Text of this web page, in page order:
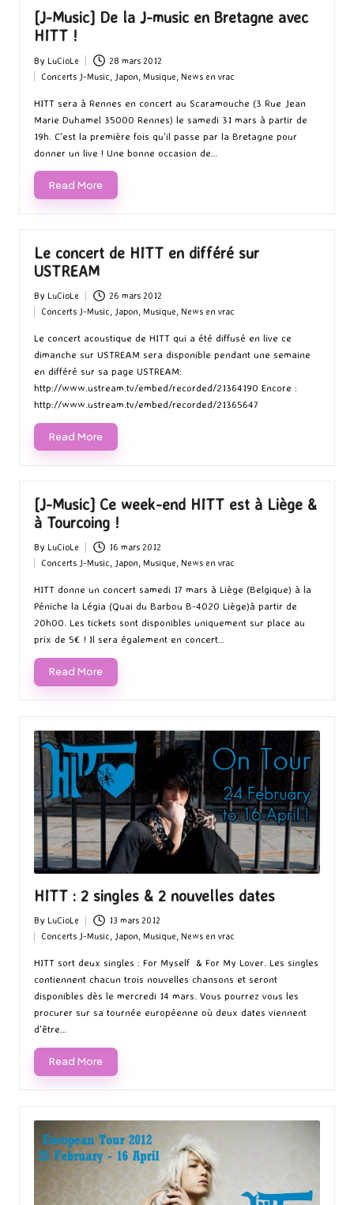
[J-Music] De la J-music en Bretagne avec
HITT !
Posted
by
By LuCioLe 28 mars 2012
Posted
in
Concerts J-Music Japon ,Musique News en vrac
HITT sera à Rennes en concert au Scaramouche (3 Rue Jean
Marie Duhamel 35000 Rennes) le samedi 31 mars à partir de
19h. C'est la première fois qu'il passe par la Bretagne pour
donner un live ! Une bonne occasion de…
Read More
Le concert de HITT en différé sur
USTREAM
Posted
by
By LuCioLe 26 mars 2012
in
Concerts J-Music, Japon,Musique, News en vrac
Le concert acoustique de HITT qui a été diffusé en live ce
dimanche sur USTREAM sera disponible pendant une semaine
en différé sur sa page USTREAM:
http://www.ustream.tv/embed/recorded/21364190 Encore :
http://www.ustream.tv/embed/recorded/21365647
Read More
[J-Music] Ce week-end HITT est à Liège &
à Tourcoing !
Posted
by
By LuCioLe 16 mars 2012
in
Concerts J-Music, Japon,Musique, News en vrac
HITT donne un concert samedi 17 mars à Liège (Belgique) à la
Péniche la Légia (Quai du Barbou B-4020 Liège)à partir de
20h00. Les tickets sont disponibles uniquement sur place au
prix de 5€ ! Il sera également en concert…
Read More
HITT : 2 singles & 2 nouvelles dates
Posted
by
By LuCioLe 13 mars 2012
in
Concerts J-Music, Japon,Musique, News en vrac
HITT sort deux singles : For Myself & For My Lover. Les singles
contiennent chacun trois nouvelles chansons et seront
disponibles dès le mercredi 14 mars. Vous pourrez vous les
procurer sur sa tournée européenne où deux dates viennent
d'être…
Read More